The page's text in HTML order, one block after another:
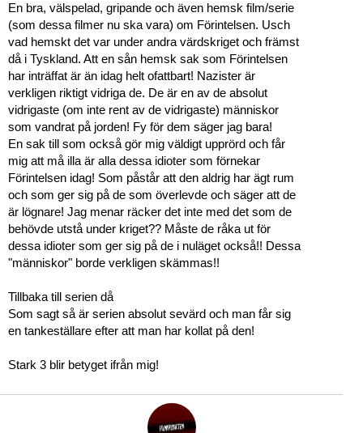
En bra, välspelad, gripande och även hemsk film/serie
(som dessa filmer nu ska vara) om Förintelsen. Usch
vad hemskt det var under andra värdskriget och främst
då i Tyskland. Att en sån hemsk sak som Förintelsen
har inträffat är än idag helt ofattbart! Nazister är
verkligen riktigt vidriga de. De är en av de absolut
vidrigaste (om inte rent av de vidrigaste) människor
som vandrat på jorden! Fy för dem säger jag bara!
En sak till som också gör mig väldigt upprörd och får
mig att må illa är alla dessa idioter som förnekar
Förintelsen idag! Som påstår att den aldrig har ägt rum
och som ger sig på de som överlevde och säger att de
är lögnare! Jag menar räcker det inte med det som de
behövde utstå under kriget?? Måste de råka ut för
dessa idioter som ger sig på de i nuläget också!! Dessa
"människor" borde verkligen skämmas!!
Tillbaka till serien då
Som sagt så är serien absolut sevärd och man får sig
en tankeställare efter att man har kollat på den!
Stark 3 blir betyget ifrån mig!